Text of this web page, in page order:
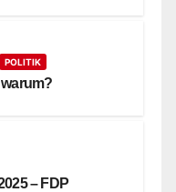
POLITIK
warum?
– FDP